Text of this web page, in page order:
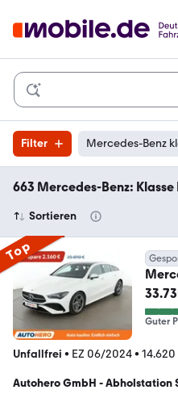
Filter Mercedes-Benz
663 Mercedes-Benz: Klasse
Sortieren
Top
220
Guter
Unfallfrei • EZ 06/2024• 14.620
Autohero GmbH - Abholstation